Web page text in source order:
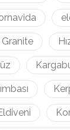
Granite